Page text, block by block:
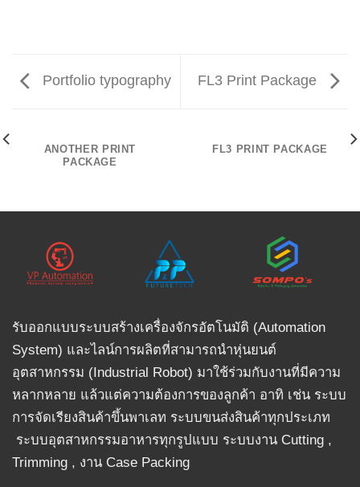
Portfolio typography FL3 Print Package
ANOTHER PRINT
PACKAGE
FL3 PRINT PACKAGE
รับออกแบบระบบสร้างเครื่องจักรอัตโนมัติ (Automation
System) และไลน์การผลิตที่สามารถนำหุ่นยนต์
อุตสาหกรรม (Industrial Robot) มาใช้ร่วมกับงานที่มีความ
หลากหลาย แล้วแต่ความต้องการของลูกค้า อาทิ เช่น ระบบ
การจัดเรียงสินค้าขึ้นพาเลท ระบบขนส่งสินค้าทุกประเภท
ระบบอุตสาหกรรมอาหารทุกรูปแบบ ระบบงาน Cutting ,
Trimming , งาน Case Packing